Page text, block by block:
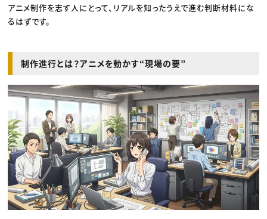
アニメ制作を志す人にとって、リアルを知ったうえで進む判断材料にな
るはずです。
制作進行とは？アニメを動かす“現場の要”